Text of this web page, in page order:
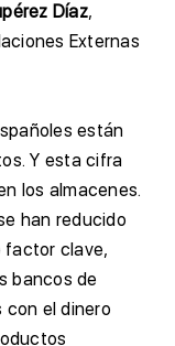
Díaz,
Externas
están
Y esta cifra
los almacenes.
han reducido
factor clave,
bancos de
con el dinero